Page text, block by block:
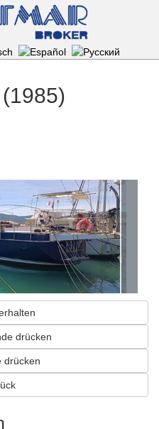
drücken
drücken